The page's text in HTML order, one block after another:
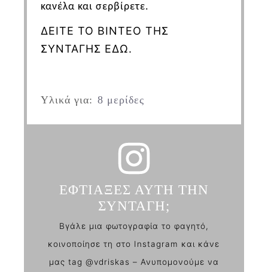
κανέλα και σερβίρετε.
ΔΕΙΤΕ ΤΟ ΒΙΝΤΕΟ ΤΗΣ
ΣΥΝΤΑΓΗΣ ΕΔΩ.
Υλικά για: 8 μερίδες
ΕΦΤΙΑΞΕΣ ΑΥΤΗ ΤΗΝ
ΣΥΝΤΑΓΗ;
Βγάλε μια φωτογραφία το φαγητό,
κοινοποίησε τη στο Instagram και κάνε
μας tag @vdriskas – Ανυπομονούμε να